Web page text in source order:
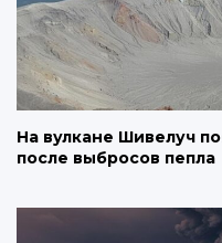
На вулкане Шивелуч
после выбросов пепла